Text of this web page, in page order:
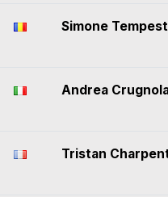
Simone
Andrea
Tristan